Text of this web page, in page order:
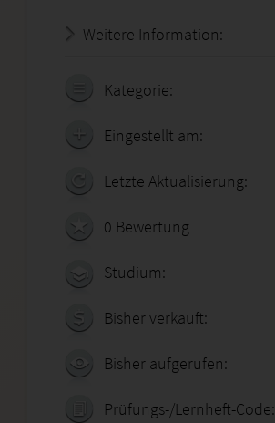
Weitere Information:
Kategorie:
Eingestellt am:
Letzte Aktualisierung:
0 Bewertung
Studium:
Bisher verkauft:
Bisher aufgerufen:
Prüfungs-/Lernheft-Code: